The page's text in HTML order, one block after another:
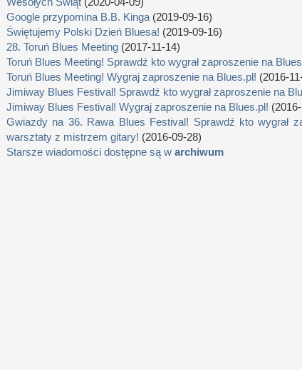
Google przypomina B.B. Kinga (2019-09-16)
Świętujemy Polski Dzień Bluesa! (2019-09-16)
28. Toruń Blues Meeting (2017-11-14)
Toruń Blues Meeting! Sprawdź kto wygrał zaproszenie na
Toruń Blues Meeting! Wygraj zaproszenie na Blues.pl! (2016-
Jimiway Blues Festival! Sprawdź kto wygrał zaproszenie na
Jimiway Blues Festival! Wygraj zaproszenie na Blues.pl!
Gwiazdy na 36. Rawa Blues Festival! Sprawdź kto wygrał
warsztaty z mistrzem gitary! (2016-09-28)
Starsze wiadomości dostępne są w archiwum